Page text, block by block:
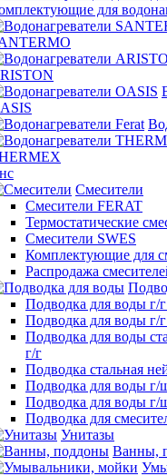
для
Смесители
Смесители FERAT
Термостатические
Смесители SWES
Комплектующие для
Распродажа
Подводка для воды г/
Подводка для воды г/
Подводка для воды
г/г
Подводка стальная
Подводка для воды
Подводка для воды
Подводка для
Унитазы
Ванны,